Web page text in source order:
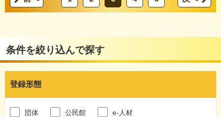
条件を絞り込んで探す
登録形態
団体 公民館 e-人材